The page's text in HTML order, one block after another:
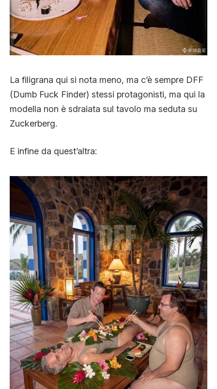
La filigrana qui si nota meno, ma c’è sempre DFF
(Dumb Fuck Finder) stessi protagonisti, ma qui la
modella non è sdraiata sul tavolo ma seduta su
Zuckerberg.
E infine da quest’altra: